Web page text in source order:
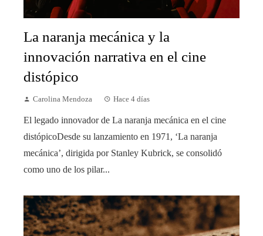
La naranja mecánica y la
innovación narrativa en el cine
distópico
Carolina Mendoza Hace 4 días
El legado innovador de La naranja mecánica en el cine
distópicoDesde su lanzamiento en 1971, ‘La naranja
mecánica’, dirigida por Stanley Kubrick, se consolidó
como uno de los pilar...